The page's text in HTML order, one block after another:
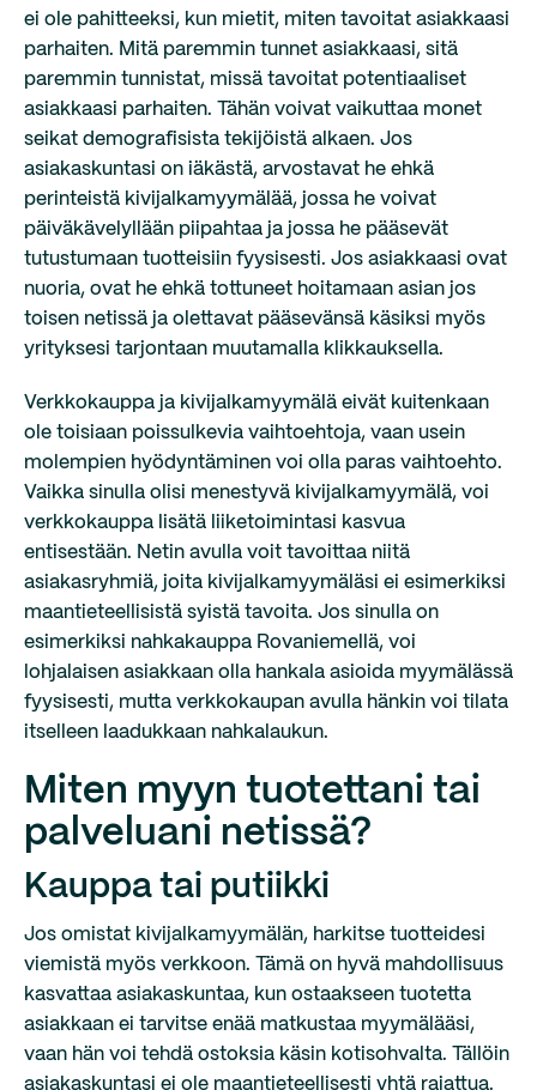
ei ole pahitteeksi, kun mietit, miten tavoitat asiakkaasi
parhaiten. Mitä paremmin tunnet asiakkaasi, sitä
paremmin tunnistat, missä tavoitat potentiaaliset
asiakkaasi parhaiten. Tähän voivat vaikuttaa monet
seikat demografisista tekijöistä alkaen. Jos
asiakaskuntasi on iäkästä, arvostavat he ehkä
perinteistä kivijalkamyymälää, jossa he voivat
päiväkävelyllään piipahtaa ja jossa he pääsevät
tutustumaan tuotteisiin fyysisesti. Jos asiakkaasi ovat
nuoria, ovat he ehkä tottuneet hoitamaan asian jos
toisen netissä ja olettavat pääsevänsä käsiksi myös
yrityksesi tarjontaan muutamalla klikkauksella.
Verkkokauppa ja kivijalkamyymälä eivät kuitenkaan
ole toisiaan poissulkevia vaihtoehtoja, vaan usein
molempien hyödyntäminen voi olla paras vaihtoehto.
Vaikka sinulla olisi menestyvä kivijalkamyymälä, voi
verkkokauppa lisätä liiketoimintasi kasvua
entisestään. Netin avulla voit tavoittaa niitä
asiakasryhmiä, joita kivijalkamyymäläsi ei esimerkiksi
maantieteellisistä syistä tavoita. Jos sinulla on
esimerkiksi nahkakauppa Rovaniemellä, voi
lohjalaisen asiakkaan olla hankala asioida myymälässä
fyysisesti, mutta verkkokaupan avulla hänkin voi tilata
itselleen laadukkaan nahkalaukun.
Miten myyn tuotettani tai
palveluani netissä?
Kauppa tai putiikki
Jos omistat kivijalkamyymälän, harkitse tuotteidesi
viemistä myös verkkoon. Tämä on hyvä mahdollisuus
kasvattaa asiakaskuntaa, kun ostaakseen tuotetta
asiakkaan ei tarvitse enää matkustaa myymälääsi,
vaan hän voi tehdä ostoksia käsin kotisohvalta. Tällöin
asiakaskuntasi ei ole maantieteellisesti yhtä rajattua.